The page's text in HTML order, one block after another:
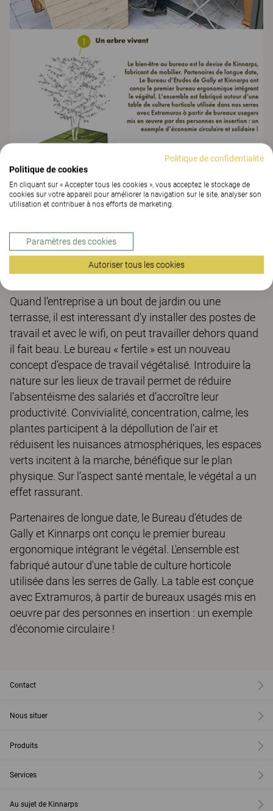
Quand l’entreprise a un bout de jardin ou une
terrasse, il est interessant d'y installer des postes de
travail et avec le wifi, on peut travailler dehors quand
il fait beau. Le bureau « fertile » est un nouveau
concept d’espace de travail végétalisé. Introduire la
nature sur les lieux de travail permet de réduire
l’absentéisme des salariés et d’accroître leur
productivité. Convivialité, concentration, calme, les
plantes participent à la dépollution de l’air et
réduisent les nuisances atmosphériques, les espaces
verts incitent à la marche, bénéfique sur le plan
physique. Sur l’aspect santé mentale, le végétal a un
effet rassurant.
Partenaires de longue date, le Bureau d'études de
Gally et Kinnarps ont conçu le premier bureau
ergonomique intégrant le végétal. L'ensemble est
fabriqué autour d'une table de culture horticole
utilisée dans les serres de Gally. La table est conçue
avec Extramuros, à partir de bureaux usagés mis en
oeuvre par des personnes en insertion : un exemple
d'économie circulaire !
Contact
Nous situer
Produits
Services
Au sujet de Kinnarps
Politique de confidentialité
Politique de cookies
En cliquant sur « Accepter tous les cookies », vous acceptez le stockage de
cookies sur votre appareil pour améliorer la navigation sur le site, analyser son
utilisation et contribuer à nos efforts de marketing.
Paramètres des cookies
Autoriser tous les cookies